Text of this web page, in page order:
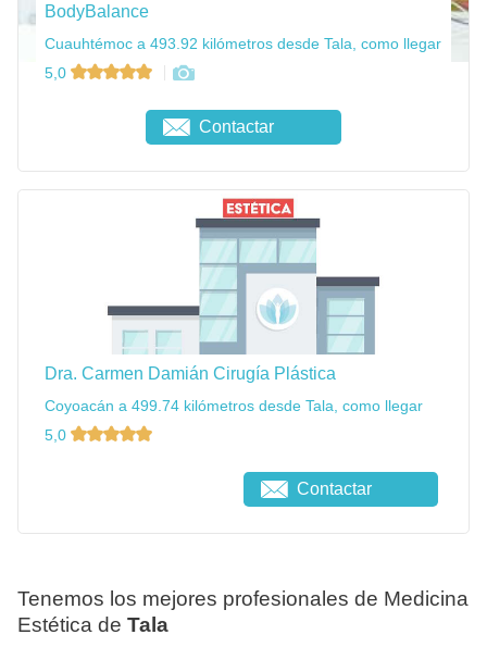
BodyBalance
Cuauhtémoc a 493.92 kilómetros desde Tala, como llegar
5,0
Contactar
Dra. Carmen Damián Cirugía Plástica
Coyoacán a 499.74 kilómetros desde Tala, como llegar
5,0
Contactar
Tenemos los mejores profesionales de Medicina
Estética de Tala